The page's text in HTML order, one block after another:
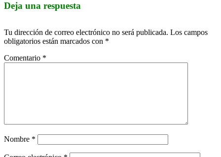
Deja una respuesta
Tu dirección de correo electrónico no será publicada. Los campos
obligatorios están marcados con *
Comentario *
Nombre *